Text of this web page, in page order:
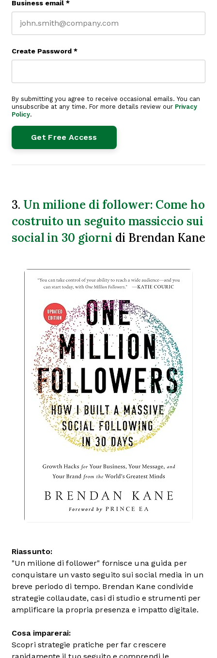
Business email *
Create Password *
By submitting you agree to receive occasional emails. You can
unsubscribe at any time. For more details review our Privacy
Policy.
3. Un milione di follower: Come ho
costruito un seguito massiccio sui
social in 30 giorni di Brendan Kane
Riassunto:
"Un milione di follower" fornisce una guida per
conquistare un vasto seguito sui social media in un
breve periodo di tempo. Brendan Kane condivide
strategie collaudate, casi di studio e strumenti per
amplificare la propria presenza e impatto digitale.
Cosa imparerai:
Scopri strategie pratiche per far crescere
rapidamente il tuo seguito e comprendi le